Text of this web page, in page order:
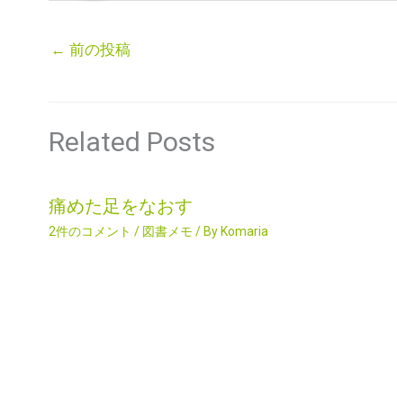
← 前の投稿
Related Posts
痛めた足をなおす
2件のコメント / 図書メモ / By Komaria